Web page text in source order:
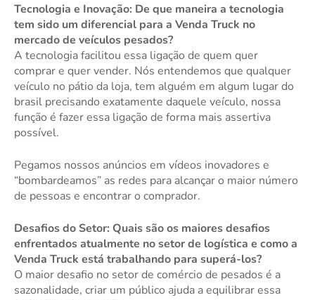
Tecnologia e Inovação: De que maneira a tecnologia
tem sido um diferencial para a Venda Truck no
mercado de veículos pesados?
A tecnologia facilitou essa ligação de quem quer
comprar e quer vender. Nós entendemos que qualquer
veículo no pátio da loja, tem alguém em algum lugar do
brasil precisando exatamente daquele veículo, nossa
função é fazer essa ligação de forma mais assertiva
possível.
Pegamos nossos anúncios em vídeos inovadores e
“bombardeamos” as redes para alcançar o maior número
de pessoas e encontrar o comprador.
Desafios do Setor: Quais são os maiores desafios
enfrentados atualmente no setor de logística e como a
Venda Truck está trabalhando para superá-los?
O maior desafio no setor de comércio de pesados é a
sazonalidade, criar um público ajuda a equilibrar essa